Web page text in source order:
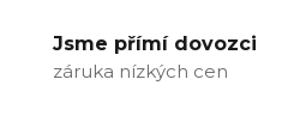
Jsme přímí dovozci
záruka nízkých cen